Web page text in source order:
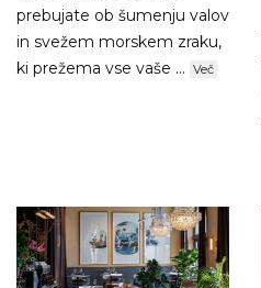
prebujate ob šumenju valov
in svežem morskem zraku,
ki prežema vse vaše ... Več